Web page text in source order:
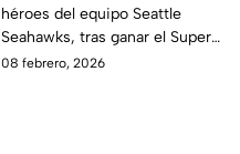
Seahawks
héroes del equipo Seattle
Seahawks, tras ganar el Super
Bowl LX con una victoria
08 febrero, 2026